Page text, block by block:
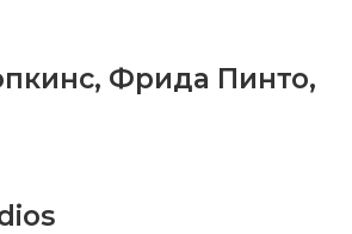
, Фрида Пинто,